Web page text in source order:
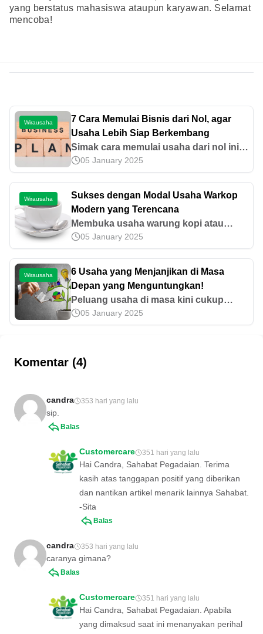
yang berstatus mahasiswa ataupun karyawan. Selamat
mencoba!
Wirausaha
7 Cara Memulai Bisnis dari Nol, agar
Usaha Lebih Siap Berkembang
Simak cara memulai usaha dari nol ini,
agar bisnismu tidak terjebak dalam
pasar yang sudah mengalami
kejenuhan. Baca sekarang!
05 January 2025
Wirausaha
Sukses dengan Modal Usaha Warkop
Modern yang Terencana
Membuka usaha warung kopi atau
warkop dapat menghasilkan
keuntungan besar lho. Yuk, cari tahu
berapa modal usaha warkop yang
kamu butuhkan di sini!
05 January 2025
Wirausaha
6 Usaha yang Menjanjikan di Masa
Depan yang Menguntungkan!
Peluang usaha di masa kini cukup
terbuka luas dan ada beberapa usaha
yang menjanjikan untuk pemula. Yuk,
05 January 2025
Komentar (4)
candra 353 hari yang lalu
sip.
Balas
Customercare 351 hari yang lalu
Hai Candra, Sahabat Pegadaian. Terima
kasih atas tanggapan positif yang diberikan
dan nantikan artikel menarik lainnya Sahabat.
-Sita
Balas
candra 353 hari yang lalu
caranya gimana?
Balas
Customercare 351 hari yang lalu
Hai Candra, Sahabat Pegadaian. Apabila
yang dimaksud saat ini menanyakan perihal